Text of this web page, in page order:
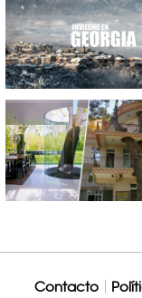
Contacto